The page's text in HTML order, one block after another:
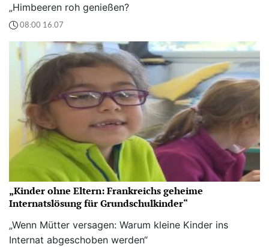
„Himbeeren roh genießen?
08:00 16.07
„Kinder ohne Eltern: Frankreichs geheime
Internatslösung für Grundschulkinder“
„Wenn Mütter versagen: Warum kleine Kinder ins
Internat abgeschoben werden“